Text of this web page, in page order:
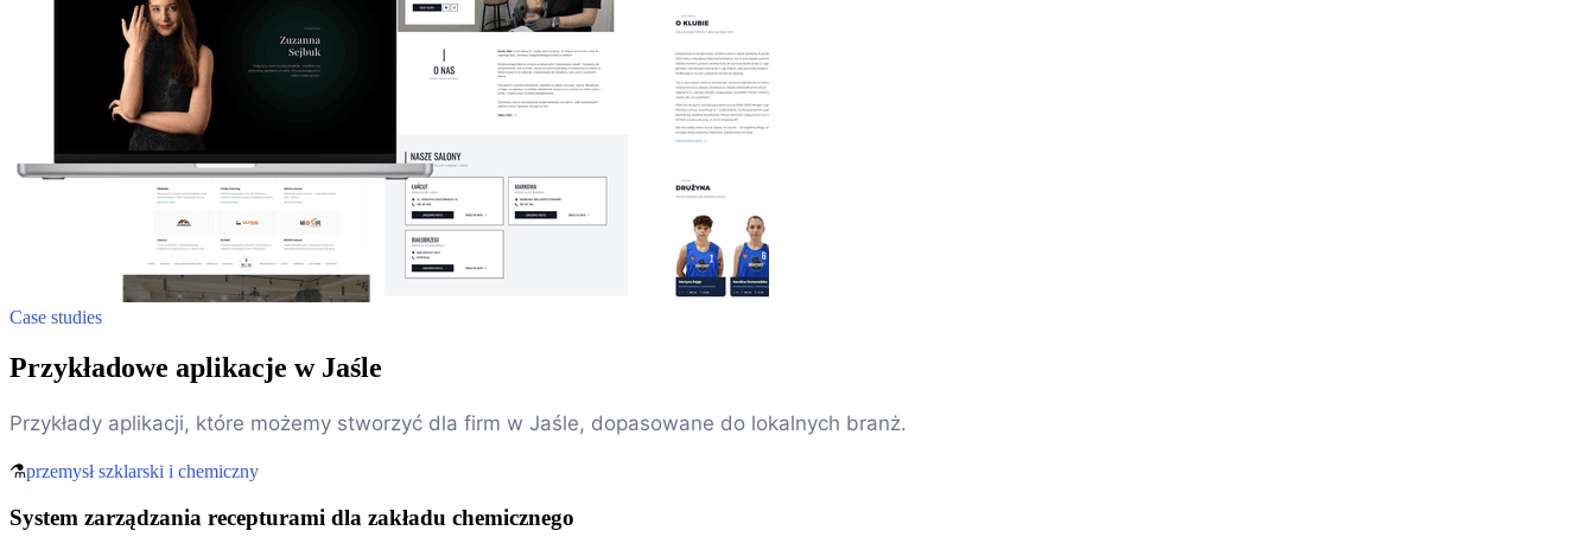
Case studies
Przykładowe aplikacje w Jaśle
Przykłady aplikacji, które możemy stworzyć dla firm w Jaśle, dopasowane do lokalnych branż.
⚗️przemysł szklarski i chemiczny
System zarządzania recepturami dla zakładu chemicznego